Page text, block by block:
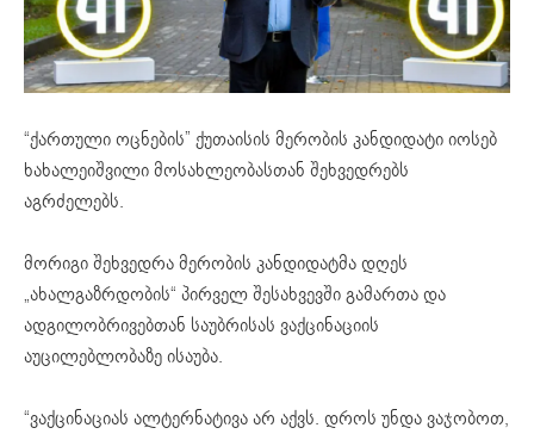
“ქართული ოცნების” ქუთაისის მერობის კანდიდატი იოსებ
ხახალეიშვილი მოსახლეობასთან შეხვედრებს
აგრძელებს.
მორიგი შეხვედრა მერობის კანდიდატმა დღეს
„ახალგაზრდობის“ პირველ შესახვევში გამართა და
ადგილობრივებთან საუბრისას ვაქცინაციის
აუცილებლობაზე ისაუბა.
“ვაქცინაციას ალტერნატივა არ აქვს. დროს უნდა ვაჯობოთ,